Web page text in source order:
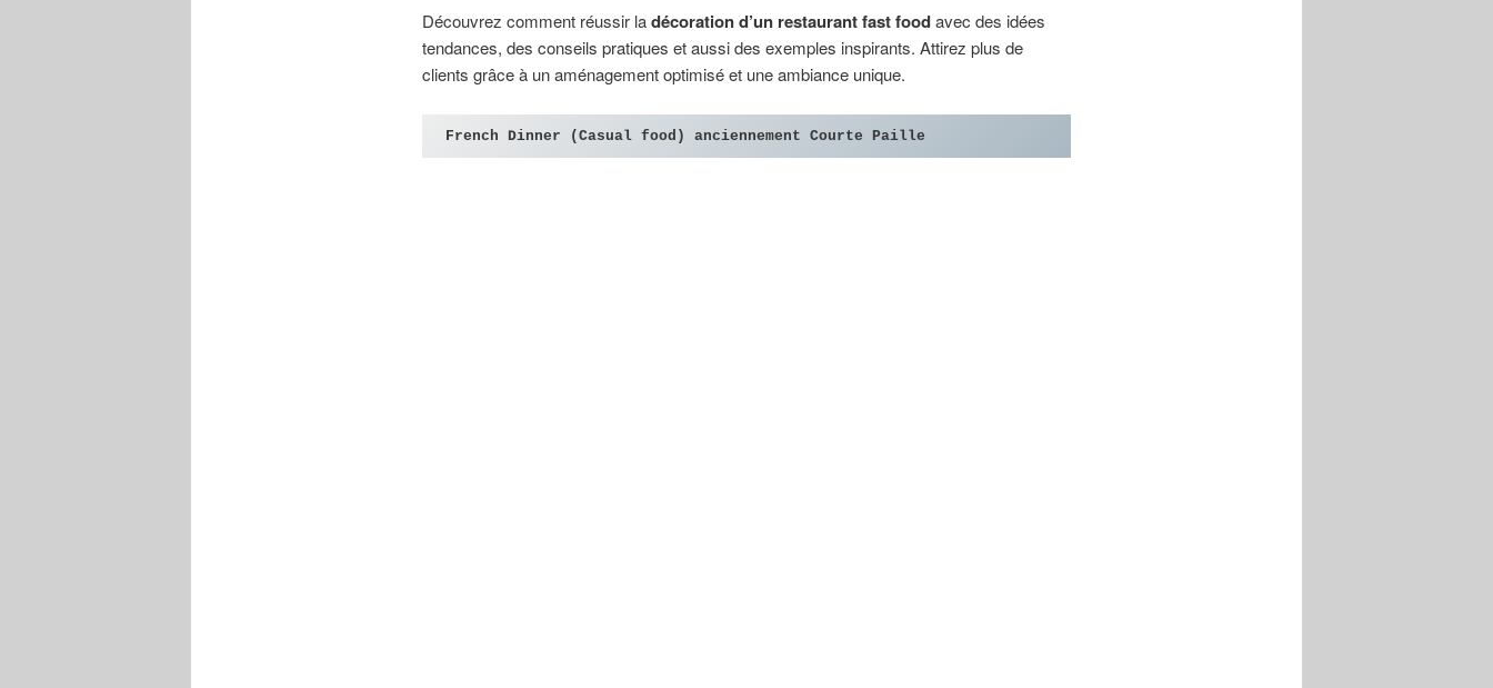
Découvrez comment réussir ladécoration d’un restaurant fast foodavec des idées
tendances, des conseils pratiques et aussi des exemples inspirants. Attirez plus de
clients grâce à un aménagement optimisé et une ambiance unique.
French Dinner (Casual food) anciennement Courte Paille